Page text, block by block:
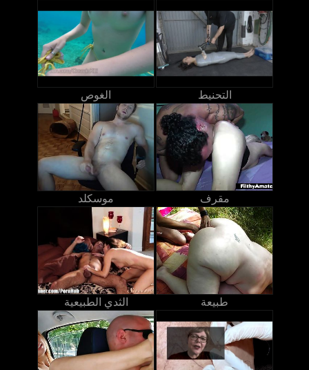
الغوص التحنيط
موسكلد مقرف
الثدي الطبيعية طبيعة